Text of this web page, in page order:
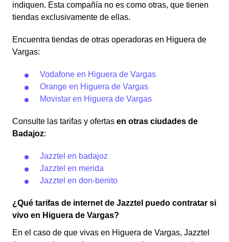
indiquen. Esta compañía no es como otras, que tienen
tiendas exclusivamente de ellas.
Encuentra tiendas de otras operadoras en Higuera de
Vargas:
Vodafone en Higuera de Vargas
Orange en Higuera de Vargas
Movistar en Higuera de Vargas
Consulte las tarifas y ofertas en otras ciudades de
Badajoz:
Jazztel en badajoz
Jazztel en merida
Jazztel en don-benito
¿Qué tarifas de internet de Jazztel puedo contratar si
vivo en Higuera de Vargas?
En el caso de que vivas en Higuera de Vargas, Jazztel